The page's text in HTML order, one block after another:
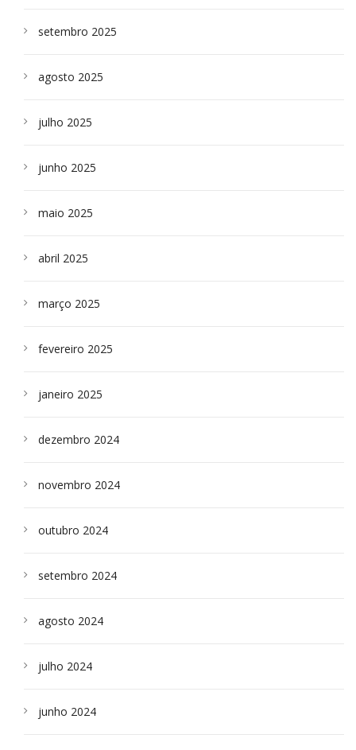
setembro 2025
agosto 2025
julho 2025
junho 2025
maio 2025
abril 2025
março 2025
fevereiro 2025
janeiro 2025
dezembro 2024
novembro 2024
outubro 2024
setembro 2024
agosto 2024
julho 2024
junho 2024